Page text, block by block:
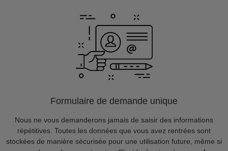
Formulaire de demande unique
Nous ne vous demanderons jamais de saisir des informations
répétitives. Toutes les données que vous avez rentrées sont
stockées de manière sécurisée pour une utilisation future, même si